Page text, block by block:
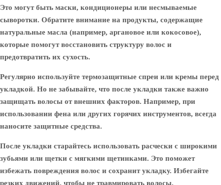
Это могут быть маски, кондиционеры или несмываемые
сыворотки. Обратите внимание на продукты, содержащие
натуральные масла (например, аргановое или кокосовое),
которые помогут восстановить структуру волос и
предотвратить их сухость.
Регулярно используйте термозащитные спреи или кремы перед
укладкой. Но не забывайте, что после укладки также важно
защищать волосы от внешних факторов. Например, при
использовании фена или других горячих инструментов, всегда
наносите защитные средства.
После укладки старайтесь использовать расчески с широкими
зубьями или щетки с мягкими щетинками. Это поможет
избежать повреждения волос и сохранит укладку. Избегайте
резких движений, чтобы не травмировать волосы.